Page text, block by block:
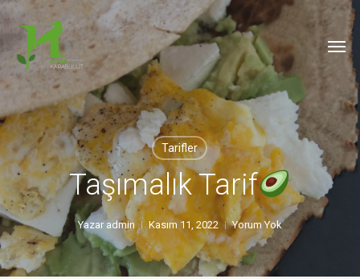
Skip
to
main
content
Tarifler
Taşımalık Tarif
Yazar admin Kasım 11, 2022 Yorum Yok